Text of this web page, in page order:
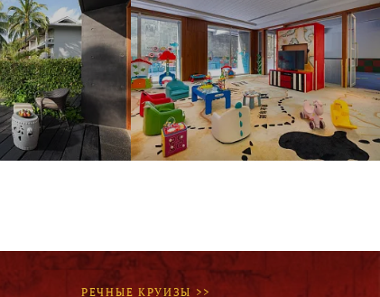
РЕЧНЫЕ КРУИЗЫ >>